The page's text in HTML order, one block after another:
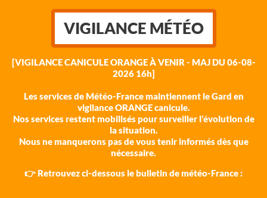
VIGILANCE MÉTÉO
[VIGILANCE CANICULE ORANGE À VENIR - MAJ DU 06-08-
2026 16h]
Les services de Météo-France maintiennent le Gard en
vigilance ORANGE canicule.
Nos services restent mobilisés pour surveiller l'évolution de
la situation.
Nous ne manquerons pas de vous tenir informés dès que
nécessaire.
👉 Retrouvez ci-dessous le bulletin de météo-France :